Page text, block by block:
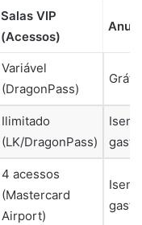
Salas VIP
(Acessos)
Variável
(DragonPass)
Grátis
Ilimitado
(LK/DragonPass)
4 acessos
(Mastercard
Airport)